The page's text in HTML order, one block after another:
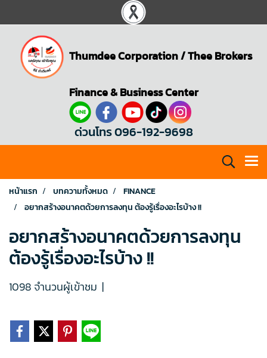
Thumdee Corporation/Thee Brokers
Finance & Business Center
ด่วนโทร 096-192-9698
หน้าแรก บทความทั้งหมด
FINANCE
อยากสร้างอนาคตด้วยการลงทุน ต้องรู้เรื่องอะไรบ้าง !!
อยากสร้างอนาคตด้วยการลงทุน
ต้องรู้เรื่องอะไรบ้าง !!
1098 จำนวนผู้เข้าชม |